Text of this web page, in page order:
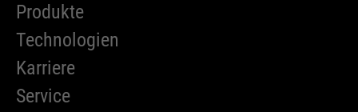
Produkte
Technologien
Karriere
Service